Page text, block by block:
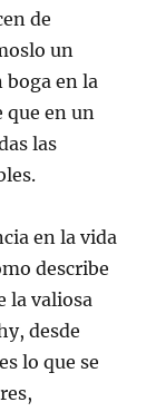
de
un
boga en la
que en un
las
en la vida
describe
la valiosa
desde
lo que se